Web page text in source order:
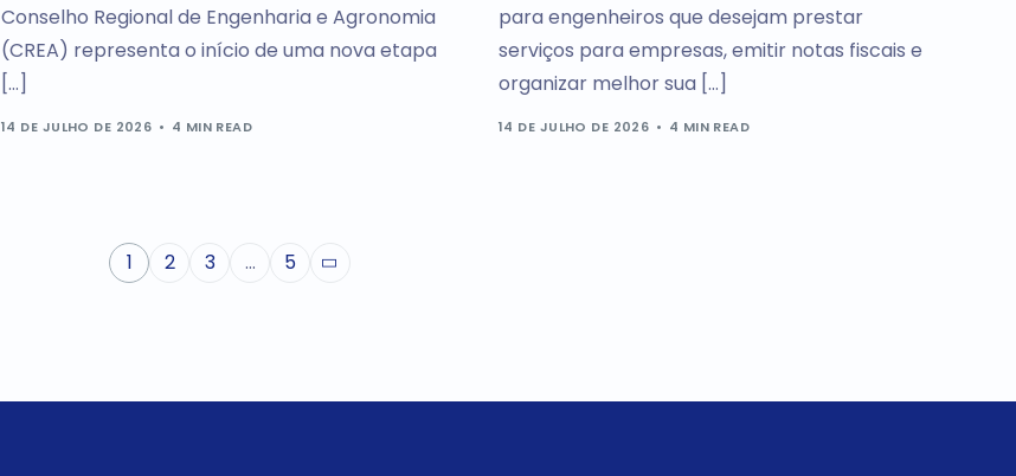
Conselho Regional de Engenharia e Agronomia
(CREA) representa o início de uma nova etapa
[…]
14 DE JULHO DE 2026 4 MIN READ
para engenheiros que desejam prestar
serviços para empresas, emitir notas fiscais e
organizar melhor sua […]
14 DE JULHO DE 2026 4 MIN READ
1 2 3 … 5